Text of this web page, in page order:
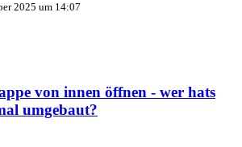
2025 um 14:07
von innen öffnen - wer hats
umgebaut?